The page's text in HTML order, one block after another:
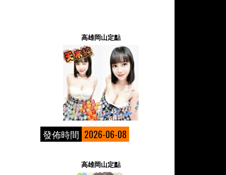
高雄岡山定點
發佈時間 2026-06-08
高雄岡山定點